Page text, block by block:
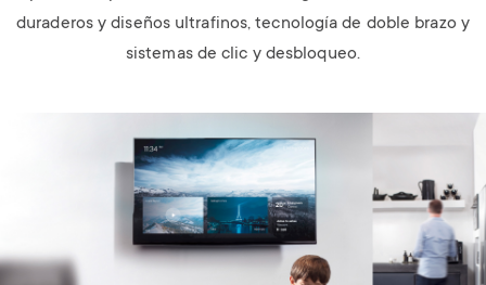
duraderos y diseños ultrafinos, tecnología de doble brazo y
sistemas de clic y desbloqueo.